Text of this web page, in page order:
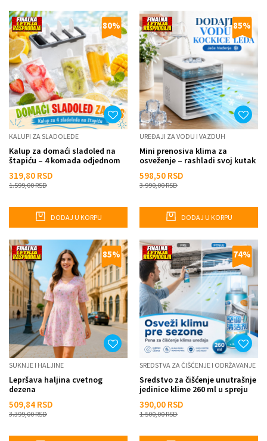
80%
KALUPI ZA SLADOLEDE
Kalup za domaći sladoled na
štapiću – 4 komada odjednom
319,80 RSD
1.599,00RSD
DODAJ U KORPU
85%
UREĐAJI ZA VODU I VAZDUH
Mini prenosiva klima za
osveženje – rashladi svoj kutak
598,50 RSD
3.990,00RSD
DODAJ U KORPU
85%
SUKNJE I HALJINE
Lepršava haljina cvetnog
dezena
509,84 RSD
3.399,00RSD
74%
SREDSTVA ZA ČIŠĆENJE I ODRŽAVANJE
Sredstvo za čišćenje unutrašnje
jedinice klime 260 ml u spreju
390,00 RSD
1.500,00RSD